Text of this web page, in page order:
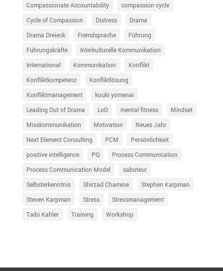
Compassionate Accountability
compassion cycle
Cycle of Compassion
Distress
Drama
Drama Dreieck
Fremdsprache
Führung
Führungskräfte
Interkulturelle Kommunikation
International
Kommunikation
Konflikt
Konfliktkompetenz
Konfliktlösung
Konfliktmanagement
kuuki yomenai
Leading Out of Drama
LoD mental fitness
Mindset
Misskommunikation
Motivation
Neues Jahr
Next Element Consulting
PCM
Persönlichkeit
positive intelligence
PQ
Process Communication
Process Communication Model
saboteur
Selbsterkenntnis
Shirzad Chamine
Stephen Karpman
Steven Karpman
Stress
Stressmanagement
Taibi Kahler
Training Workshop